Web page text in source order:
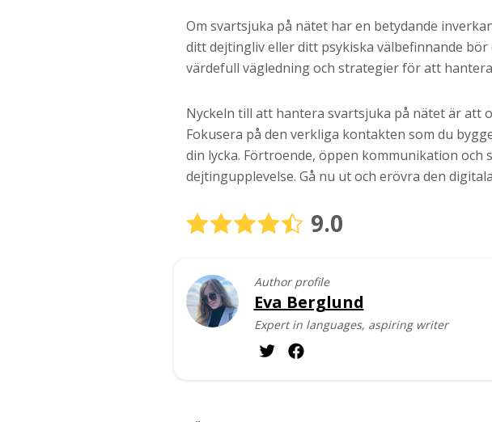
Om svartsjuka på nätet har en betydande
ditt dejtingliv eller ditt psykiska välbefinnande
värdefull vägledning och strategier för att
Nyckeln till att hantera svartsjuka på nätet är att
Fokusera på den verkliga kontakten som du
din lycka. Förtroende, öppen kommunikation
dejtingupplevelse. Gå nu ut och erövra den
9.0
Author profile
Eva Berglund
Expert in languages, aspiring writer